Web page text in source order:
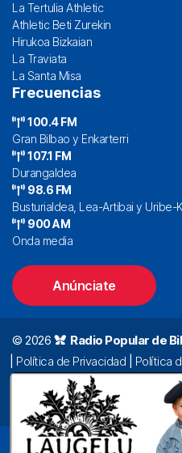
La Tertulia Athletic
Athletic Beti Zurekin
Hirukoa Bizkaian
La Traviata
La Santa Misa
Frecuencias
100.4 FM
Gran Bilbao y Enkarterri
107.1 FM
Durangaldea
98.6 FM
Busturialdea, Lea-Artibai y Uribe-
900 AM
Onda media
Anúnciate
© 2026 Radio Popular de
Política de Privacidad Política
Alda. Mazarredo, 47 – 7º